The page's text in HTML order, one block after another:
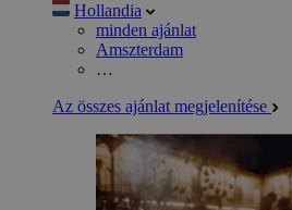
Hollandia
minden ajánlat
Amszterdam
…
Az összes ajánlat megjelenítése